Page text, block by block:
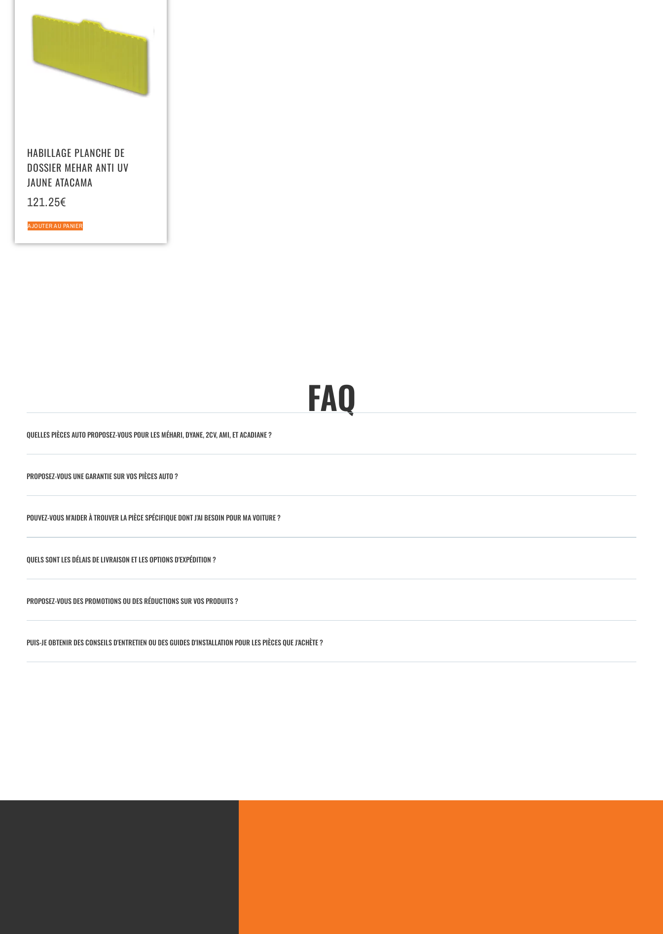
HABILLAGE PLANCHE DE
DOSSIER MEHAR ANTI UV
JAUNE ATACAMA
121.25€
AJOUTER AU PANIER
FAQ
QUELLES PIÈCES AUTO PROPOSEZ-VOUS POUR LES MÉHARI, DYANE, 2CV, AMI, ET ACADIANE ?
PROPOSEZ-VOUS UNE GARANTIE SUR VOS PIÈCES AUTO ?
POUVEZ-VOUS M'AIDER À TROUVER LA PIÈCE SPÉCIFIQUE DONT J'AI BESOIN POUR MA VOITURE ?
QUELS SONT LES DÉLAIS DE LIVRAISON ET LES OPTIONS D'EXPÉDITION ?
PROPOSEZ-VOUS DES PROMOTIONS OU DES RÉDUCTIONS SUR VOS PRODUITS ?
PUIS-JE OBTENIR DES CONSEILS D'ENTRETIEN OU DES GUIDES D'INSTALLATION POUR LES PIÈCES QUE J'ACHÈTE ?